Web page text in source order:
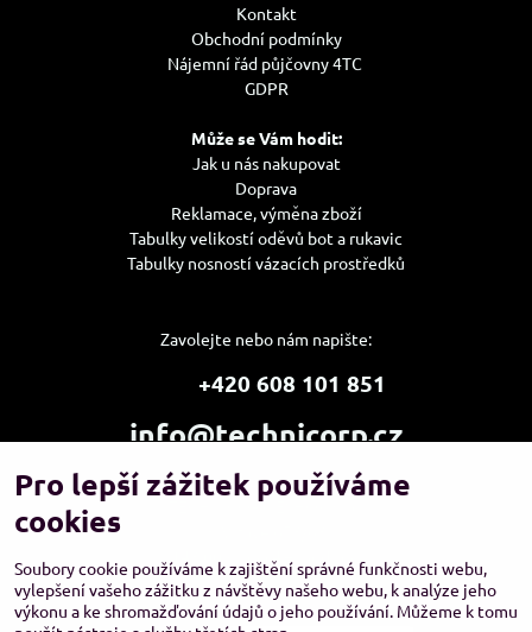
Kontakt
Obchodní podmínky
Nájemní řád půjčovny 4TC
GDPR
Může se Vám hodit:
Jak u nás nakupovat
Doprava
Reklamace, výměna zboží
Tabulky velikostí oděvů bot a rukavic
Tabulky nosností vázacích prostředků
Zavolejte nebo nám napište:
+420 608 101 851
info@technicorp.cz
Showroom a výdejní místo:
TECHNICORP ESHOP s.r.o.
Pro lepší zážitek používáme
cookies
Soubory cookie používáme k zajištění správné funkčnosti webu,
vylepšení vašeho zážitku z návštěvy našeho webu, k analýze jeho
výkonu a ke shromažďování údajů o jeho používání. Můžeme k tomu